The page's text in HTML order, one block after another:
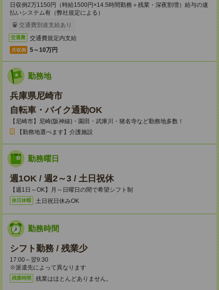
日収例2万1150円（時給1500円×14.5時間勤務＋残業・深夜割増）給与の速
払いシステム有（弊社規定による）
交通費別途支給あり
交通費 交通費規定内支給
月収例 5～10万円
勤務地
兵庫県尼崎市
自転車・バイク通勤OK
【尼崎市】尼崎(阪神線)・園田・武庫川・猪名寺など勤務地多数！
【勤務地選べます】介護施設
勤務曜日
週1OK / 週2～3 / 土日祝休
【週1日～OK】月～日曜日の間で希望シフト制
休日休暇 土日祝日休みOK
勤務時間
シフト勤務 / 残業少
17:00～翌9:30
※派遣先によって異なります
残業時間 残業はほとんどありません。